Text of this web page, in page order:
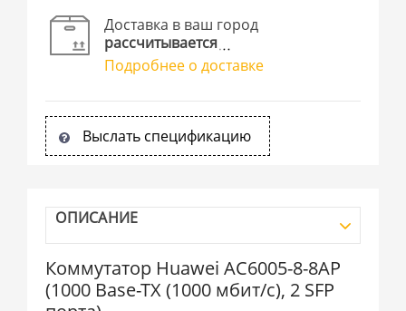
Доставка в ваш город
рассчитывается
Подробнее о доставке
Выслать спецификацию
ОПИСАНИЕ
Коммутатор Huawei AC6005-8-8AP
(1000 Base-TX (1000 мбит/с), 2 SFP